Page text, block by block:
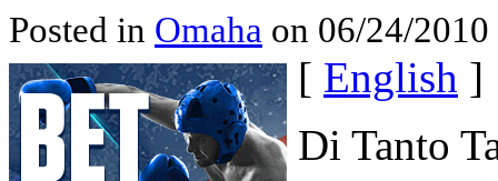
Posted in Omaha on 06/24/
[ English ]
Di Tanto